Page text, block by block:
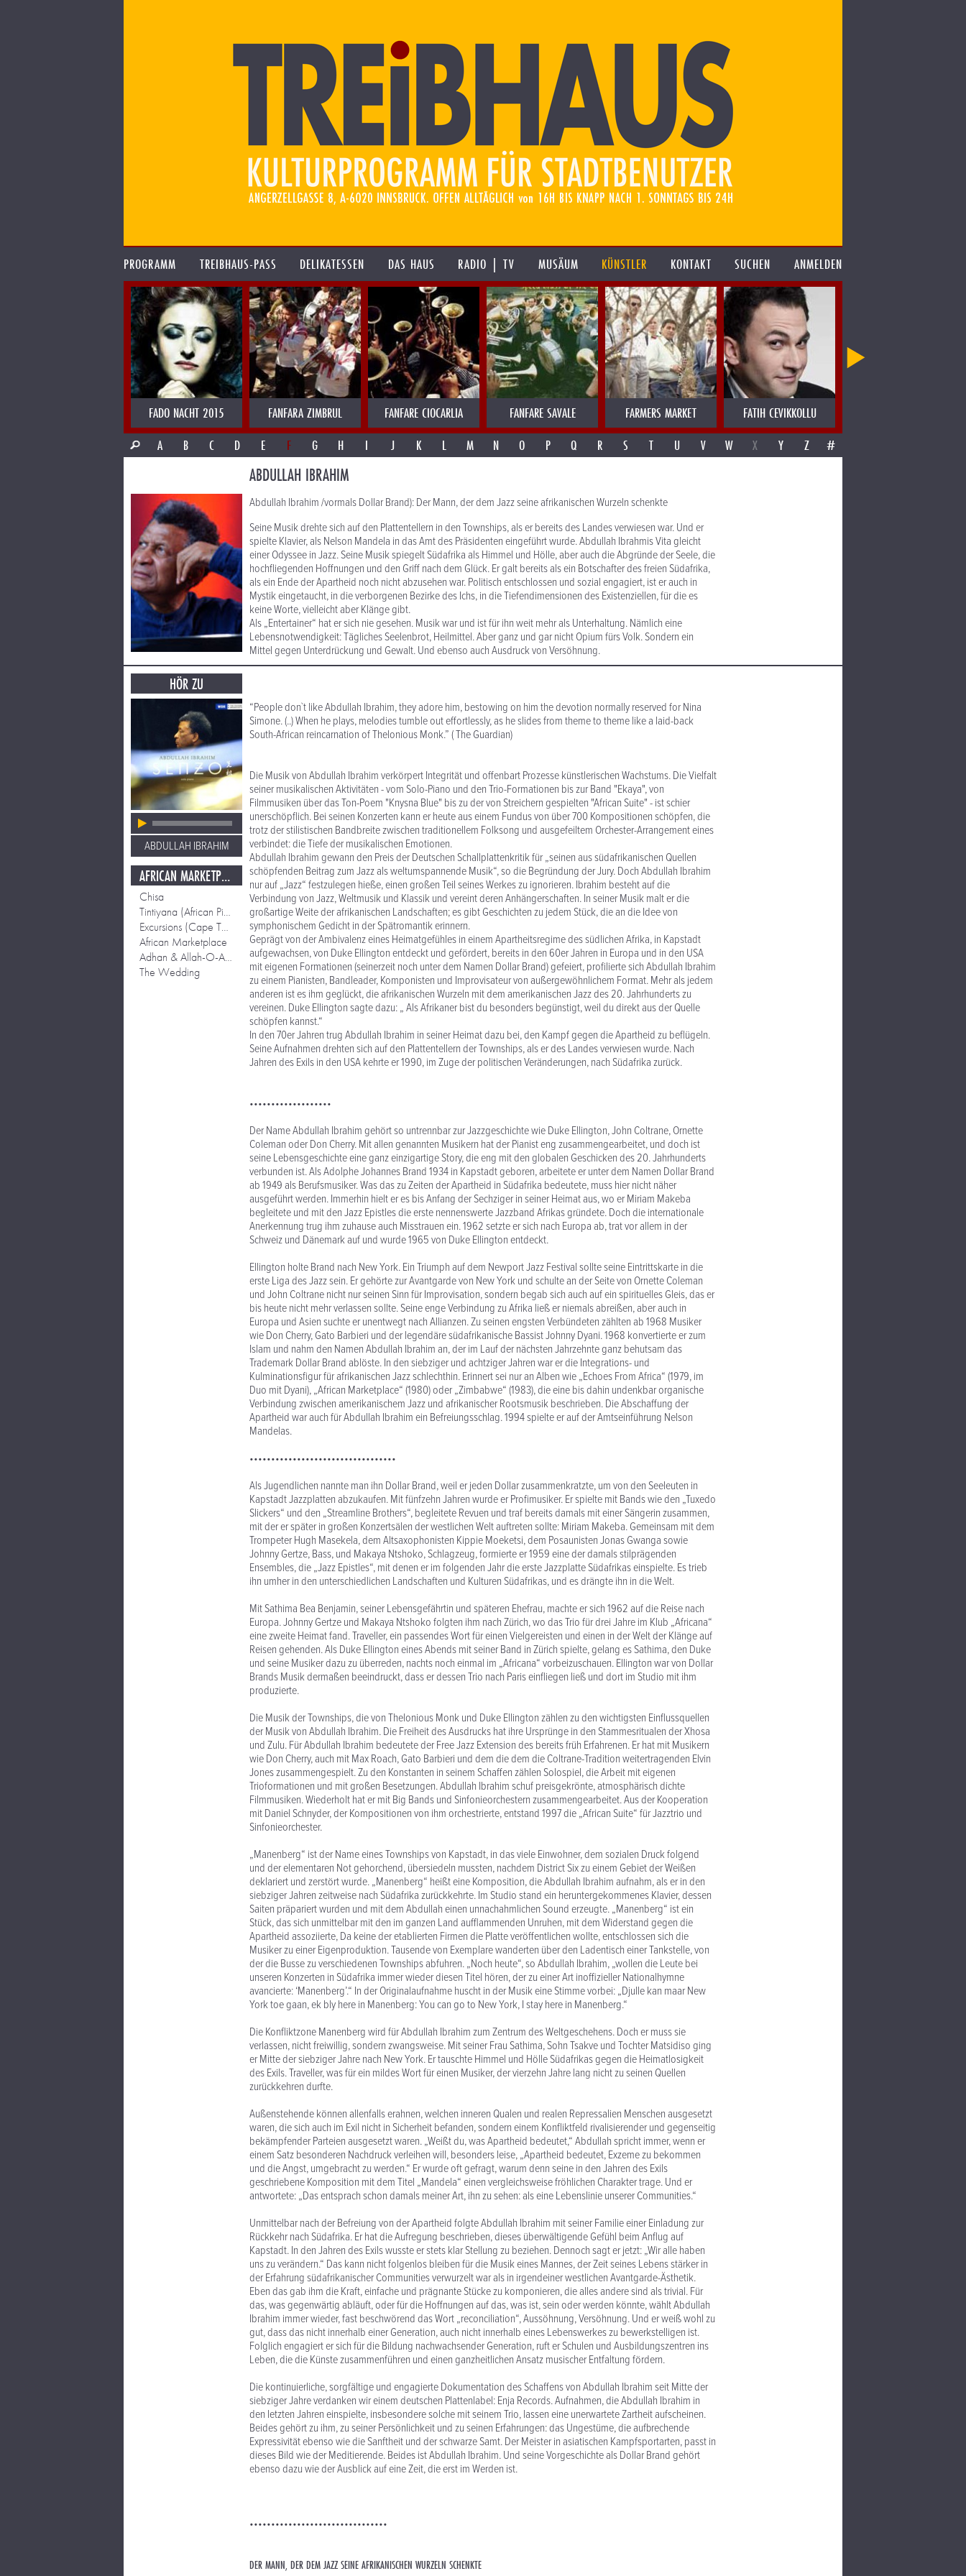
PROGRAMM TREIBHAUS-PASS DELIKATESSEN DAS HAUS RADIO | TV MUSÄUM KÜNSTLER KONTAKT SUCHEN ANMELDEN
FADO NACHT 2015 FANFARA ZIMBRUL FANFARE CIOCARLIA FANFARE SAVALE FARMERS MARKET FATIH CEVIKKOLLU
A
B C D E F G H I J K L M N O P Q R S T U V W X Y Z #
ABDULLAH IBRAHIM
Abdullah Ibrahim /vormals Dollar Brand): Der Mann, der dem Jazz seine afrikanischen Wurzeln schenkte
Seine Musik drehte sich auf den Plattentellern in den Townships, als er bereits des Landes verwiesen war. Und er
spielte Klavier, als Nelson Mandela in das Amt des Präsidenten eingeführt wurde. Abdullah Ibrahmis Vita gleicht
einer Odyssee in Jazz. Seine Musik spiegelt Südafrika als Himmel und Hölle, aber auch die Abgründe der Seele, die
hochfliegenden Hoffnungen und den Griff nach dem Glück. Er galt bereits als ein Botschafter des freien Südafrika,
als ein Ende der Apartheid noch nicht abzusehen war. Politisch entschlossen und sozial engagiert, ist er auch in
Mystik eingetaucht, in die verborgenen Bezirke des Ichs, in die Tiefendimensionen des Existenziellen, für die es
keine Worte, vielleicht aber Klänge gibt.
Als „Entertainer“ hat er sich nie gesehen. Musik war und ist für ihn weit mehr als Unterhaltung. Nämlich eine
Lebensnotwendigkeit: Tägliches Seelenbrot, Heilmittel. Aber ganz und gar nicht Opium fürs Volk. Sondern ein
Mittel gegen Unterdrückung und Gewalt. Und ebenso auch Ausdruck von Versöhnung.
HÖR ZU
ABDULLAH IBRAHIM
AFRICAN MARKETPLACE
Chisa
Tintiyana (African Piano)
Excursions (Cape Town Flowers)
African Marketplace
Adhan & Allah-O-Akbar (Good News From Africa)
The Wedding
“People don`t like Abdullah Ibrahim, they adore him, bestowing on him the devotion normally reserved for Nina
Simone. (..) When he plays, melodies tumble out effortlessly, as he slides from theme to theme like a laid-back
South-African reincarnation of Thelonious Monk.” ( The Guardian)
Die Musik von Abdullah Ibrahim verkörpert Integrität und offenbart Prozesse künstlerischen Wachstums. Die Vielfalt
seiner musikalischen Aktivitäten - vom Solo-Piano und den Trio-Formationen bis zur Band "Ekaya", von
Filmmusiken über das Ton-Poem "Knysna Blue" bis zu der von Streichern gespielten "African Suite" - ist schier
unerschöpflich. Bei seinen Konzerten kann er heute aus einem Fundus von über 700 Kompositionen schöpfen, die
trotz der stilistischen Bandbreite zwischen traditionellem Folksong und ausgefeiltem Orchester-Arrangement eines
verbindet: die Tiefe der musikalischen Emotionen.
Abdullah Ibrahim gewann den Preis der Deutschen Schallplattenkritik für „seinen aus südafrikanischen Quellen
schöpfenden Beitrag zum Jazz als weltumspannende Musik“, so die Begründung der Jury. Doch Abdullah Ibrahim
nur auf „Jazz“ festzulegen hieße, einen großen Teil seines Werkes zu ignorieren. Ibrahim besteht auf die
Verbindung von Jazz, Weltmusik und Klassik und vereint deren Anhängerschaften. In seiner Musik malt er die
großartige Weite der afrikanischen Landschaften; es gibt Geschichten zu jedem Stück, die an die Idee von
symphonischem Gedicht in der Spätromantik erinnern.
Geprägt von der Ambivalenz eines Heimatgefühles in einem Apartheitsregime des südlichen Afrika, in Kapstadt
aufgewachsen, von Duke Ellington entdeckt und gefördert, bereits in den 60er Jahren in Europa und in den USA
mit eigenen Formationen (seinerzeit noch unter dem Namen Dollar Brand) gefeiert, profilierte sich Abdullah Ibrahim
zu einem Pianisten, Bandleader, Komponisten und Improvisateur von außergewöhnlichem Format. Mehr als jedem
anderen ist es ihm geglückt, die afrikanischen Wurzeln mit dem amerikanischen Jazz des 20. Jahrhunderts zu
vereinen. Duke Ellington sagte dazu: „ Als Afrikaner bist du besonders begünstigt, weil du direkt aus der Quelle
schöpfen kannst.“
In den 70er Jahren trug Abdullah Ibrahim in seiner Heimat dazu bei, den Kampf gegen die Apartheid zu beflügeln.
Seine Aufnahmen drehten sich auf den Plattentellern der Townships, als er des Landes verwiesen wurde. Nach
Jahren des Exils in den USA kehrte er 1990, im Zuge der politischen Veränderungen, nach Südafrika zurück.
•••••••••••••••••••
Der Name Abdullah Ibrahim gehört so untrennbar zur Jazzgeschichte wie Duke Ellington, John Coltrane, Ornette
Coleman oder Don Cherry. Mit allen genannten Musikern hat der Pianist eng zusammengearbeitet, und doch ist
seine Lebensgeschichte eine ganz einzigartige Story, die eng mit den globalen Geschicken des 20. Jahrhunderts
verbunden ist. Als Adolphe Johannes Brand 1934 in Kapstadt geboren, arbeitete er unter dem Namen Dollar Brand
ab 1949 als Berufsmusiker. Was das zu Zeiten der Apartheid in Südafrika bedeutete, muss hier nicht näher
ausgeführt werden. Immerhin hielt er es bis Anfang der Sechziger in seiner Heimat aus, wo er Miriam Makeba
begleitete und mit den Jazz Epistles die erste nennenswerte Jazzband Afrikas gründete. Doch die internationale
Anerkennung trug ihm zuhause auch Misstrauen ein. 1962 setzte er sich nach Europa ab, trat vor allem in der
Schweiz und Dänemark auf und wurde 1965 von Duke Ellington entdeckt.
Ellington holte Brand nach New York. Ein Triumph auf dem Newport Jazz Festival sollte seine Eintrittskarte in die
erste Liga des Jazz sein. Er gehörte zur Avantgarde von New York und schulte an der Seite von Ornette Coleman
und John Coltrane nicht nur seinen Sinn für Improvisation, sondern begab sich auch auf ein spirituelles Gleis, das er
bis heute nicht mehr verlassen sollte. Seine enge Verbindung zu Afrika ließ er niemals abreißen, aber auch in
Europa und Asien suchte er unentwegt nach Allianzen. Zu seinen engsten Verbündeten zählten ab 1968 Musiker
wie Don Cherry, Gato Barbieri und der legendäre südafrikanische Bassist Johnny Dyani. 1968 konvertierte er zum
Islam und nahm den Namen Abdullah Ibrahim an, der im Lauf der nächsten Jahrzehnte ganz behutsam das
Trademark Dollar Brand ablöste. In den siebziger und achtziger Jahren war er die Integrations- und
Kulminationsfigur für afrikanischen Jazz schlechthin. Erinnert sei nur an Alben wie „Echoes From Africa“ (1979, im
Duo mit Dyani), „African Marketplace“ (1980) oder „Zimbabwe“ (1983), die eine bis dahin undenkbar organische
Verbindung zwischen amerikanischem Jazz und afrikanischer Rootsmusik beschrieben. Die Abschaffung der
Apartheid war auch für Abdullah Ibrahim ein Befreiungsschlag. 1994 spielte er auf der Amtseinführung Nelson
Mandelas.
••••••••••••••••••••••••••••••••••
Als Jugendlichen nannte man ihn Dollar Brand, weil er jeden Dollar zusammenkratzte, um von den Seeleuten in
Kapstadt Jazzplatten abzukaufen. Mit fünfzehn Jahren wurde er Profimusiker. Er spielte mit Bands wie den „Tuxedo
Slickers“ und den „Streamline Brothers“, begleitete Revuen und traf bereits damals mit einer Sängerin zusammen,
mit der er später in großen Konzertsälen der westlichen Welt auftreten sollte: Miriam Makeba. Gemeinsam mit dem
Trompeter Hugh Masekela, dem Altsaxophonisten Kippie Moeketsi, dem Posaunisten Jonas Gwanga sowie
Johnny Gertze, Bass, und Makaya Ntshoko, Schlagzeug, formierte er 1959 eine der damals stilprägenden
Ensembles, die „Jazz Epistles“, mit denen er im folgenden Jahr die erste Jazzplatte Südafrikas einspielte. Es trieb
ihn umher in den unterschiedlichen Landschaften und Kulturen Südafrikas, und es drängte ihn in die Welt.
Mit Sathima Bea Benjamin, seiner Lebensgefährtin und späteren Ehefrau, machte er sich 1962 auf die Reise nach
Europa. Johnny Gertze und Makaya Ntshoko folgten ihm nach Zürich, wo das Trio für drei Jahre im Klub „Africana“
eine zweite Heimat fand. Traveller, ein passendes Wort für einen Vielgereisten und einen in der Welt der Klänge auf
Reisen gehenden. Als Duke Ellington eines Abends mit seiner Band in Zürich spielte, gelang es Sathima, den Duke
und seine Musiker dazu zu überreden, nachts noch einmal im „Africana“ vorbeizuschauen. Ellington war von Dollar
Brands Musik dermaßen beeindruckt, dass er dessen Trio nach Paris einfliegen ließ und dort im Studio mit ihm
produzierte.
Die Musik der Townships, die von Thelonious Monk und Duke Ellington zählen zu den wichtigsten Einflussquellen
der Musik von Abdullah Ibrahim. Die Freiheit des Ausdrucks hat ihre Ursprünge in den Stammesritualen der Xhosa
und Zulu. Für Abdullah Ibrahim bedeutete der Free Jazz Extension des bereits früh Erfahrenen. Er hat mit Musikern
wie Don Cherry, auch mit Max Roach, Gato Barbieri und dem die dem die Coltrane-Tradition weitertragenden Elvin
Jones zusammengespielt. Zu den Konstanten in seinem Schaffen zählen Solospiel, die Arbeit mit eigenen
Trioformationen und mit großen Besetzungen. Abdullah Ibrahim schuf preisgekrönte, atmosphärisch dichte
Filmmusiken. Wiederholt hat er mit Big Bands und Sinfonieorchestern zusammengearbeitet. Aus der Kooperation
mit Daniel Schnyder, der Kompositionen von ihm orchestrierte, entstand 1997 die „African Suite“ für Jazztrio und
Sinfonieorchester.
„Manenberg“ ist der Name eines Townships von Kapstadt, in das viele Einwohner, dem sozialen Druck folgend
und der elementaren Not gehorchend, übersiedeln mussten, nachdem District Six zu einem Gebiet der Weißen
deklariert und zerstört wurde. „Manenberg“ heißt eine Komposition, die Abdullah Ibrahim aufnahm, als er in den
siebziger Jahren zeitweise nach Südafrika zurückkehrte. Im Studio stand ein heruntergekommenes Klavier, dessen
Saiten präpariert wurden und mit dem Abdullah einen unnachahmlichen Sound erzeugte. „Manenberg“ ist ein
Stück, das sich unmittelbar mit den im ganzen Land aufflammenden Unruhen, mit dem Widerstand gegen die
Apartheid assoziierte, Da keine der etablierten Firmen die Platte veröffentlichen wollte, entschlossen sich die
Musiker zu einer Eigenproduktion. Tausende von Exemplare wanderten über den Ladentisch einer Tankstelle, von
der die Busse zu verschiedenen Townships abfuhren. „Noch heute“, so Abdullah Ibrahim, „wollen die Leute bei
unseren Konzerten in Südafrika immer wieder diesen Titel hören, der zu einer Art inoffizieller Nationalhymne
avancierte: ‘Manenberg’.“ In der Originalaufnahme huscht in der Musik eine Stimme vorbei: „Djulle kan maar New
York toe gaan, ek bly here in Manenberg: You can go to New York, I stay here in Manenberg.“
Die Konfliktzone Manenberg wird für Abdullah Ibrahim zum Zentrum des Weltgeschehens. Doch er muss sie
verlassen, nicht freiwillig, sondern zwangsweise. Mit seiner Frau Sathima, Sohn Tsakve und Tochter Matsidiso ging
er Mitte der siebziger Jahre nach New York. Er tauschte Himmel und Hölle Südafrikas gegen die Heimatlosigkeit
des Exils. Traveller, was für ein mildes Wort für einen Musiker, der vierzehn Jahre lang nicht zu seinen Quellen
zurückkehren durfte.
Außenstehende können allenfalls erahnen, welchen inneren Qualen und realen Repressalien Menschen ausgesetzt
waren, die sich auch im Exil nicht in Sicherheit befanden, sondern einem Konfliktfeld rivalisierender und gegenseitig
bekämpfender Parteien ausgesetzt waren. „Weißt du, was Apartheid bedeutet,“ Abdullah spricht immer, wenn er
einem Satz besonderen Nachdruck verleihen will, besonders leise, „Apartheid bedeutet, Exzeme zu bekommen
und die Angst, umgebracht zu werden.“ Er wurde oft gefragt, warum denn seine in den Jahren des Exils
geschriebene Komposition mit dem Titel „Mandela“ einen vergleichsweise fröhlichen Charakter trage. Und er
antwortete: „Das entsprach schon damals meiner Art, ihn zu sehen: als eine Lebenslinie unserer Communities.“
Unmittelbar nach der Befreiung von der Apartheid folgte Abdullah Ibrahim mit seiner Familie einer Einladung zur
Rückkehr nach Südafrika. Er hat die Aufregung beschrieben, dieses überwältigende Gefühl beim Anflug auf
Kapstadt. In den Jahren des Exils wusste er stets klar Stellung zu beziehen. Dennoch sagt er jetzt: „Wir alle haben
uns zu verändern.“ Das kann nicht folgenlos bleiben für die Musik eines Mannes, der Zeit seines Lebens stärker in
der Erfahrung südafrikanischer Communities verwurzelt war als in irgendeiner westlichen Avantgarde-Ästhetik.
Eben das gab ihm die Kraft, einfache und prägnante Stücke zu komponieren, die alles andere sind als trivial. Für
das, was gegenwärtig abläuft, oder für die Hoffnungen auf das, was ist, sein oder werden könnte, wählt Abdullah
Ibrahim immer wieder, fast beschwörend das Wort „reconciliation“, Aussöhnung, Versöhnung. Und er weiß wohl zu
gut, dass das nicht innerhalb einer Generation, auch nicht innerhalb eines Lebenswerkes zu bewerkstelligen ist.
Folglich engagiert er sich für die Bildung nachwachsender Generation, ruft er Schulen und Ausbildungszentren ins
Leben, die die Künste zusammenführen und einen ganzheitlichen Ansatz musischer Entfaltung fördern.
Die kontinuierliche, sorgfältige und engagierte Dokumentation des Schaffens von Abdullah Ibrahim seit Mitte der
siebziger Jahre verdanken wir einem deutschen Plattenlabel: Enja Records. Aufnahmen, die Abdullah Ibrahim in
den letzten Jahren einspielte, insbesondere solche mit seinem Trio, lassen eine unerwartete Zartheit aufscheinen.
Beides gehört zu ihm, zu seiner Persönlichkeit und zu seinen Erfahrungen: das Ungestüme, die aufbrechende
Expressivität ebenso wie die Sanftheit und der schwarze Samt. Der Meister in asiatischen Kampfsportarten, passt in
dieses Bild wie der Meditierende. Beides ist Abdullah Ibrahim. Und seine Vorgeschichte als Dollar Brand gehört
ebenso dazu wie der Ausblick auf eine Zeit, die erst im Werden ist.
••••••••••••••••••••••••••••••••
DER MANN, DER DEM JAZZ SEINE AFRIKANISCHEN WURZELN SCHENKTE